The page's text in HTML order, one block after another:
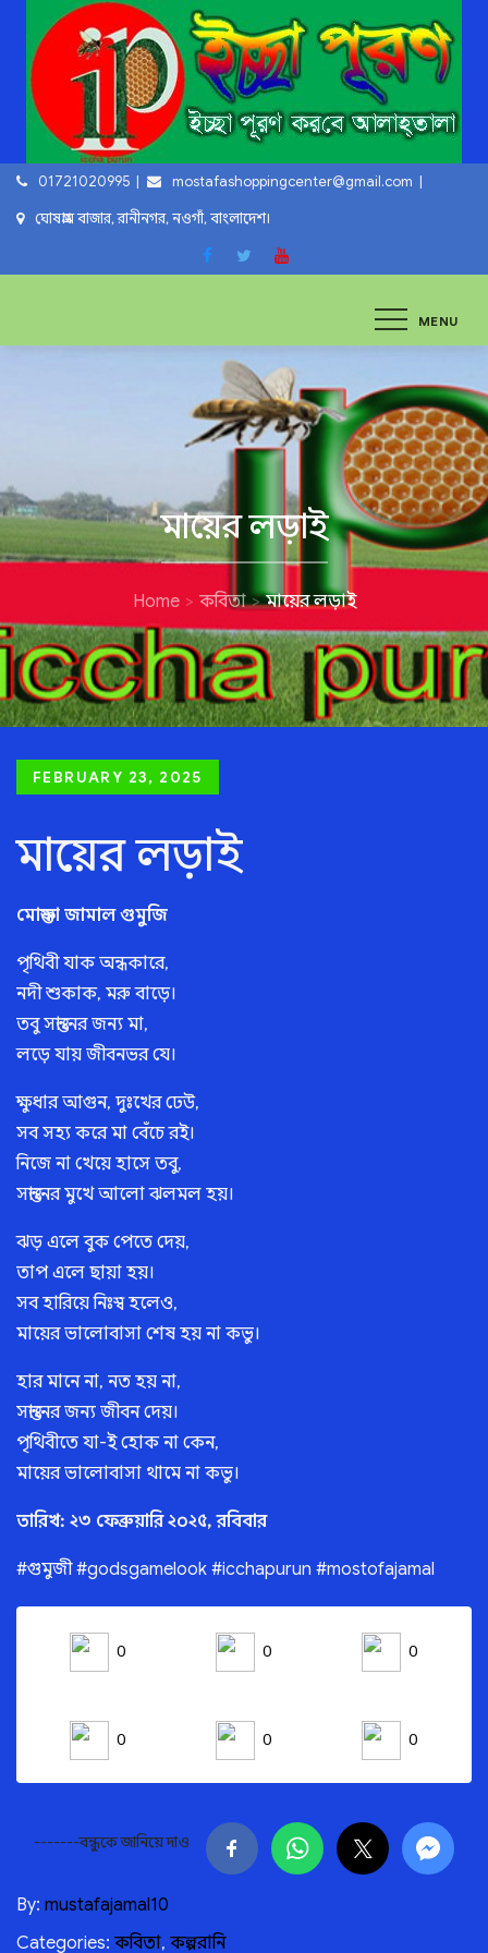
content
01721020995
mostafashoppingcenter@gmail.com
ঘোষগ্রাম বাজার, রানীনগর, নওগাঁ, বাংলাদেশ।
MENU
মায়ের লড়াই
Home কবিতা মায়ের লড়াই
Posted
FEBRUARY 23, 2025
মায়ের লড়াই
মোস্তফা জামাল গুমুজি
পৃথিবী যাক অন্ধকারে,
নদী শুকাক, মরু বাড়ে।
তবু সন্তানের জন্য মা,
লড়ে যায় জীবনভর যে।
ক্ষুধার আগুন, দুঃখের ঢেউ,
সব সহ্য করে মা বেঁচে রই।
নিজে না খেয়ে হাসে তবু,
সন্তানের মুখে আলো ঝলমল হয়।
ঝড় এলে বুক পেতে দেয়,
তাপ এলে ছায়া হয়।
সব হারিয়ে নিঃস্ব হলেও,
মায়ের ভালোবাসা শেষ হয় না কভু।
হার মানে না, নত হয় না,
সন্তানের জন্য জীবন দেয়।
পৃথিবীতে যা-ই হোক না কেন,
মায়ের ভালোবাসা থামে না কভু।
তারিখ: ২৩ ফেব্রুয়ারি ২০২৫, রবিবার
#গুমুজী #godsgamelook #icchapurun #mostofajamal
0 0 0
0 0 0
-------বন্ধুকে জানিয়ে দাও
By: mustafajamal10
Categories: কবিতা, কল্পরানি